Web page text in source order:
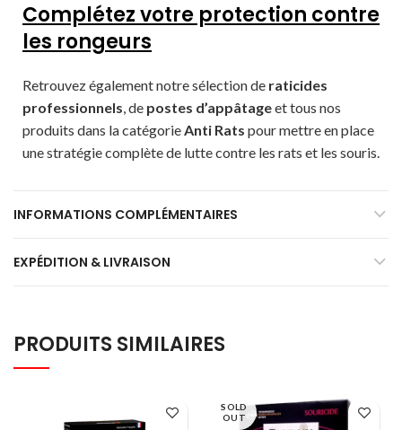
Complétez votre protection contre
les rongeurs
Retrouvez également notre sélection de raticides
professionnels, de postes d’appâtageet tous nos
produits dans la catégorieAnti Rats pour mettre en place
une stratégie complète de lutte contre les rats et les souris.
INFORMATIONS COMPLÉMENTAIRES
EXPÉDITION & LIVRAISON
PRODUITS SIMILAIRES
SOLD
OUT